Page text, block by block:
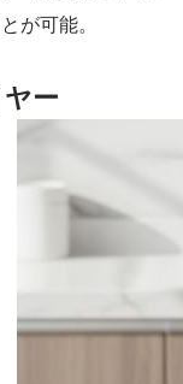
が可能。
ー